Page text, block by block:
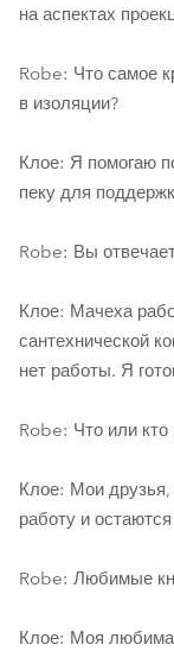
на аспектах
Robe: Что самое
в изоляции?
Клое: Я помогаю
пеку для
Robe: Вы
Клое: Мачеха
сантехнической
нет работы. Я
Robe: Что или кто
Клое: Мои
работу и
Robe: Любимые
Клое: Моя